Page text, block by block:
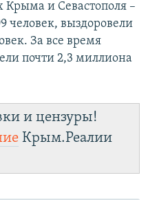
и Севастополя –
человек, выздоровели
За все время
почти 2,3 миллиона
и цензуры!
Крым.Реалии